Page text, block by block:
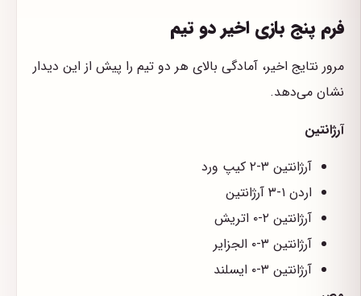
فرم پنج بازی اخیر دو تیم
مرور نتایج اخیر، آمادگی بالای هر دو تیم را پیش از این دیدار
نشان می‌دهد.
آرژانتین
آرژانتین ۳-۲ کیپ ورد
اردن ۱-۳ آرژانتین
آرژانتین ۲-۰ اتریش
آرژانتین ۳-۰ الجزایر
آرژانتین ۳-۰ ایسلند